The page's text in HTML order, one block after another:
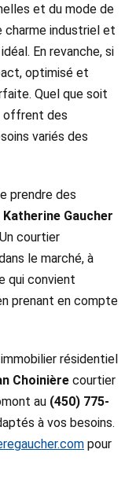
et du mode de
charme industriel et
En revanche, si
optimisé et
Quel que soit
offrent des
variés des
prendre des
Katherine Gaucher
courtier
le marché, à
qui convient
prenant en compte
résidentiel
Choinière courtier
au (450) 775-
à vos besoins.
pour